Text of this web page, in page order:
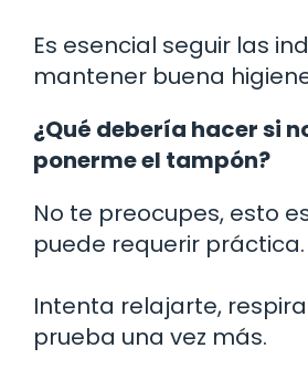
Es esencial seguir las
mantener buena
¿Qué debería hacer si
ponerme el tampón?
No te preocupes, esto
puede requerir práctica.
Intenta relajarte,
prueba una vez más.